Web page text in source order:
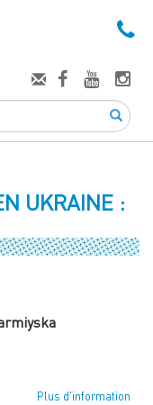
UKRAINE :
Plus d'information